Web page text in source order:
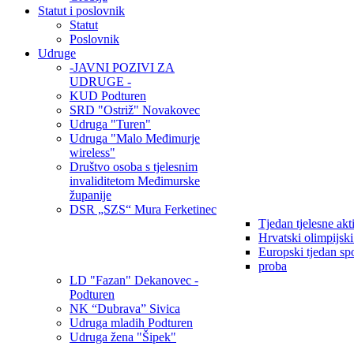
Statut i poslovnik
Statut
Poslovnik
Udruge
-JAVNI POZIVI ZA
UDRUGE -
KUD Podturen
SRD "Ostriž" Novakovec
Udruga "Turen"
Udruga "Malo Međimurje
wireless"
Društvo osoba s tjelesnim
invaliditetom Međimurske
županije
DSR „SZS“ Mura Ferketinec
Tjedan tjelesne
Hrvatski
Europski tjedan
proba
LD "Fazan" Dekanovec -
Podturen
NK “Dubrava” Sivica
Udruga mladih Podturen
Udruga žena "Šipek"